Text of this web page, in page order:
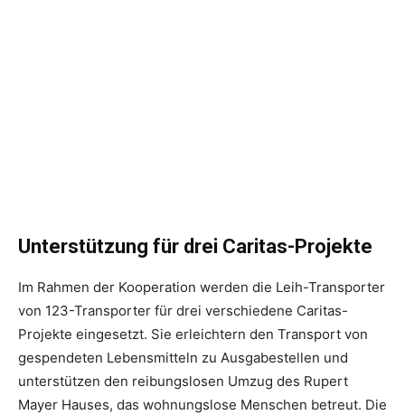
Unterstützung für drei Caritas-Projekte
Im Rahmen der Kooperation werden die Leih-Transporter
von 123-Transporter für drei verschiedene Caritas-
Projekte eingesetzt. Sie erleichtern den Transport von
gespendeten Lebensmitteln zu Ausgabestellen und
unterstützen den reibungslosen Umzug des Rupert
Mayer Hauses, das wohnungslose Menschen betreut. Die